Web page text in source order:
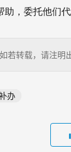
助，委托他们
若转载，请注
办